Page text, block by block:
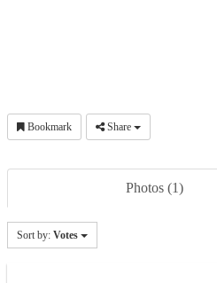
Bookmark Share
Photos (1)
Sort by: Votes